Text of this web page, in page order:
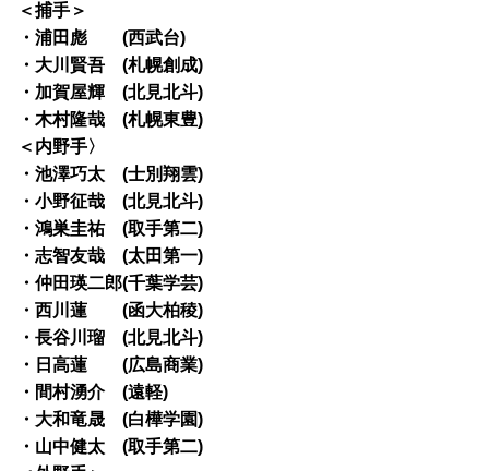
＜捕手＞
・浦田彪 (西武台)
・大川賢吾 (札幌創成)
・加賀屋輝 (北見北斗)
・木村隆哉 (札幌東豊)
＜内野手〉
・池澤巧太 (士別翔雲)
・小野征哉 (北見北斗)
・鴻巣圭祐 (取手第二)
・志智友哉 (太田第一)
・仲田瑛二郎(千葉学芸)
・西川蓮 (函大柏稜)
・長谷川瑠 (北見北斗)
・日高蓮 (広島商業)
・間村湧介 (遠軽)
・大和竜晟 (白樺学園)
・山中健太 (取手第二)